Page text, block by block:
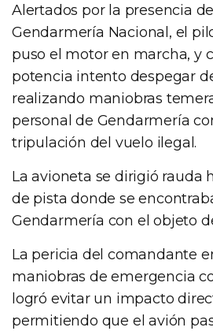
Alertados por la presencia
Gendarmería Nacional, el
puso el motor en marcha, y
potencia intento despegar
realizando maniobras
personal de Gendarmería
tripulación del vuelo ilegal.
La avioneta se dirigió rauda
de pista donde se
Gendarmería con el objeto
La pericia del comandante
maniobras de emergencia
logró evitar un impacto
permitiendo que el avión